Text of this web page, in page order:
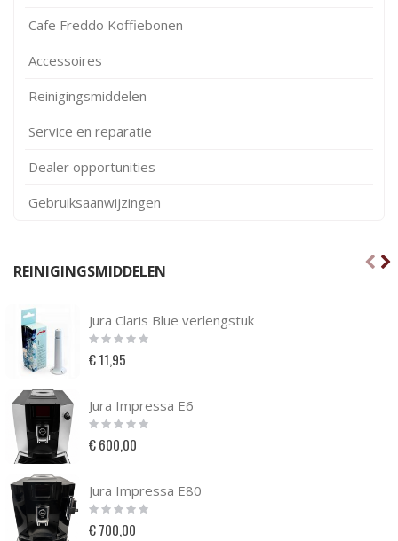
Cafe Freddo Koffiebonen
Accessoires
Reinigingsmiddelen
Service en reparatie
Dealer opportunities
Gebruiksaanwijzingen
REINIGINGSMIDDELEN
Jura Claris Blue verlengstuk
Rating:
0%
€ 11,95
Jura Impressa E6
Rating:
0%
€ 600,00
Jura Impressa E80
Rating:
0%
€ 700,00